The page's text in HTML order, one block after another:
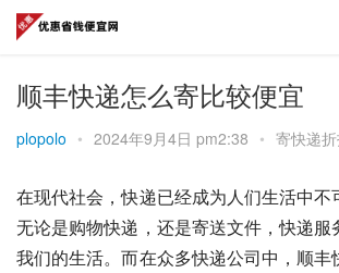
顺丰快递怎么寄比较便宜
plopolo • 2024年9月4日 pm2:38 • 寄快递
在现代社会，快递已经成为人们生活中不
无论是购物快递，还是寄送文件，快递服
我们的生活。而在众多快递公司中，顺丰